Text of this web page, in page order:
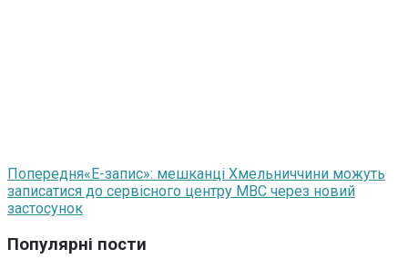
Попередня«Е-запис»: мешканці Хмельниччини можуть
записатися до сервісного центру МВС через новий
застосунок
Популярні пости